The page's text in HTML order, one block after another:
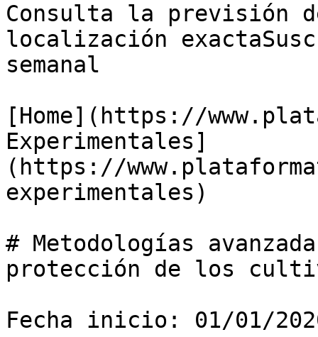
Consulta la previsión
localización
semanal
[Home](https://
Experimentales]
(https://
experimentales)
# Metodologías
protección de los
Fecha inicio: 01/01/